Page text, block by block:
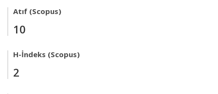
Atıf (Scopus)
10
H-İndeks (Scopus)
2